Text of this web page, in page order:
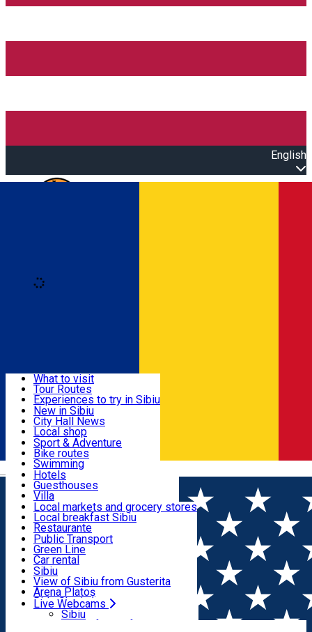
English
Română
Useful info
Activities & Adventure
Accommodation
Food, Drinks & Nightlife
Transport & Parking
Live Webcams
What to visit
Tour Routes
Experiences to try in Sibiu
Podcast
Culture
Museums
Churches
Parks, Zoo
County of Sibiu
New in Sibiu
City Hall News
Local shop
Sibiu artisans
Sibiul Verde
Public services
Education
How do I get to Sibiu
Tourist Info
Tour Guides
Guided tours
Publicații locale
Beauty salons
Sport & Adventure
Bike routes
Swimming
Riding
Indoor activities
Loc de joacă indoor
Loc de joacă outdoor
Ski
Ice skating
Yoga
Hotels
Guesthouses
Villa
Hostels
Motel
Camping
Renting rooms
Rooms for rent
Accommodation outside Sibiu
Local markets and grocery stores
Local breakfast Sibiu
Restaurante
Pizza
Fast Food
Coffee
Sweets
Pub, Bar
Night clubs
Bakeries
Public Transport
Green Line
Car rental
Rent a bike
Scooter rentals
Taxi
Ride Sharing
Parking tickets
Parking places
Sibiu
View of Sibiu from Gusterita
Arena Platoș
Live Webcams
Sibiu
View of Sibiu from Gusterita
Home Organization Asociatia Culturala BIS